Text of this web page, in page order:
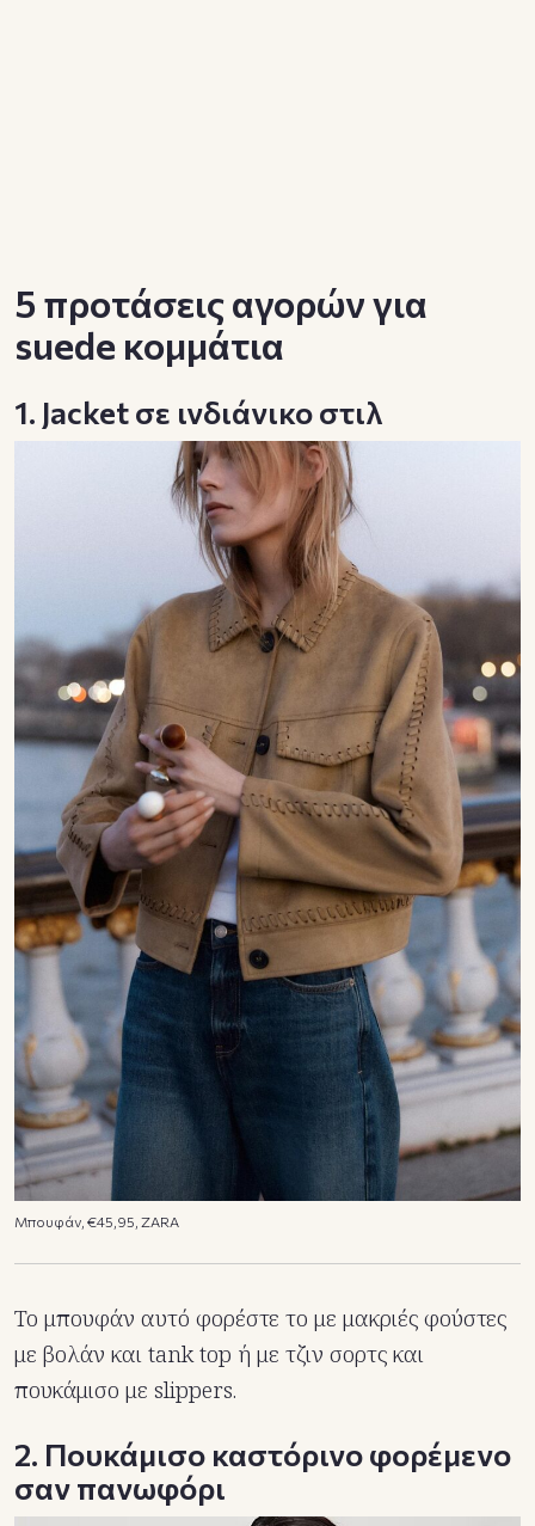
5 προτάσεις αγορών για
suede κομμάτια
1. Jacket σε ινδιάνικο στιλ
Μπουφάν, €45,95, ZARA
Το μπουφάν αυτό φορέστε το με μακριές φούστες
με βολάν και tank top ή με τζιν σορτς και
πουκάμισο με slippers.
2. Πουκάμισο καστόρινο φορέμενο
σαν πανωφόρι